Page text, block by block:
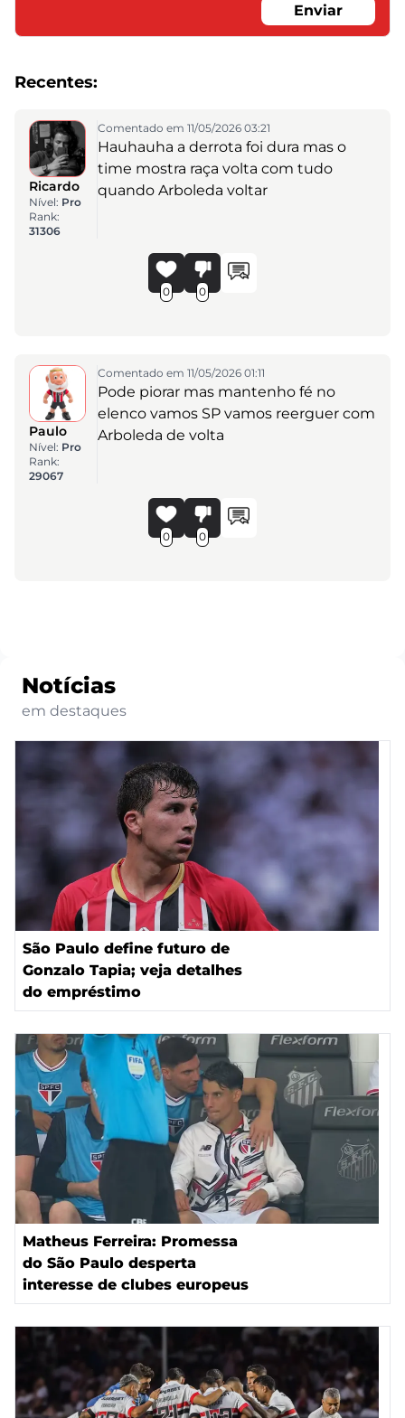
Enviar
Recentes:
Ricardo
Nível: Pro
Rank:
31306
Comentado em 11/05/2026 03:21
Hauhauha a derrota foi dura mas o
time mostra raça volta com tudo
quando Arboleda voltar
0 0
Paulo
Nível: Pro
Rank:
29067
Comentado em 11/05/2026 01:11
Pode piorar mas mantenho fé no
elenco vamos SP vamos reerguer com
Arboleda de volta
0 0
Notícias
em destaques
São Paulo define futuro de
Gonzalo Tapia; veja detalhes
do empréstimo
Matheus Ferreira: Promessa
do São Paulo desperta
interesse de clubes europeus